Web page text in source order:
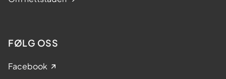
FØLG OSS
Facebook